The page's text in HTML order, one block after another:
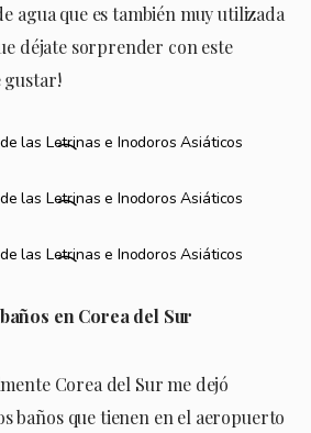
agua que es también muy utilizada
déjate sorprender con este
gustar!
en Corea del Sur
Corea del Sur me dejó
baños que tienen en el aeropuerto